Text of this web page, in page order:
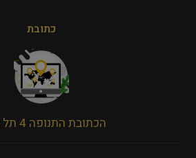
כתובת
הכתובת התנופה 4 תל אביב